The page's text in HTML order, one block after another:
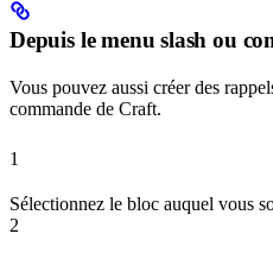
Depuis le menu slash ou
Vous pouvez aussi créer des
commande de Craft.
1
Sélectionnez le bloc auquel vous
2